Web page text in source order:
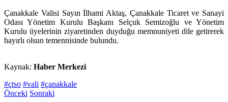
Çanakkale Valisi Sayın İlhami Aktaş, Çanakkale Ticaret ve Sanayi
Odası Yönetim Kurulu Başkanı Selçuk Semizoğlu ve Yönetim
Kurulu üyelerinin ziyaretinden duyduğu memnuniyeti dile getirerek
hayırlı olsun temennisinde bulundu.
Kaynak: Haber Merkezi
#çtso #vali #çanakkale
Önceki Sonraki